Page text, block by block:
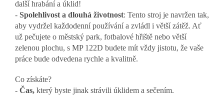
další hrabání a úklid!
- Spolehlivost a dlouhá životnost: Tento stroj je navržen tak,
aby vydržel každodenní používání a zvládl i větší zátěž. Ať
už pečujete o městský park, fotbalové hřiště nebo větší
zelenou plochu, s MP 122D budete mít vždy jistotu, že vaše
práce bude odvedena rychle a kvalitně.
Co získáte?
- Čas, který byste jinak strávili úklidem a sečením.